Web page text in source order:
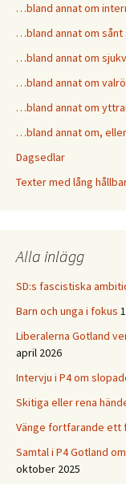
…bland annat om
…bland annat om
…bland annat om
…bland annat om
…bland annat om
…bland annat om,
Dagsedlar
Texter med lång
Alla inlägg
SD:s fascistiska
Barn och unga i fokus
Liberalerna Gotland
april 2026
Intervju i P4 om
Skitiga eller rena
Vänge fortfarande ett
Samtal i P4 Gotland
oktober 2025